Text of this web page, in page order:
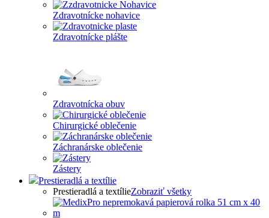
Zdravotnícke nohavice
Zdravotnícke plášte
Zdravotnícka obuv
Chirurgické oblečenie
Záchranárske oblečenie
Zástery
Prestieradlá a textílie
Prestieradlá a textílieZobraziť všetky